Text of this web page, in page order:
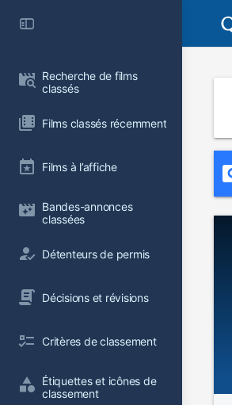
Recherche de films
classés
Films classés récemment
Films à l’affiche
Bandes-annonces
classées
Détenteurs de permis
Décisions et révisions
Critères de classement
Étiquettes et icônes de
classement